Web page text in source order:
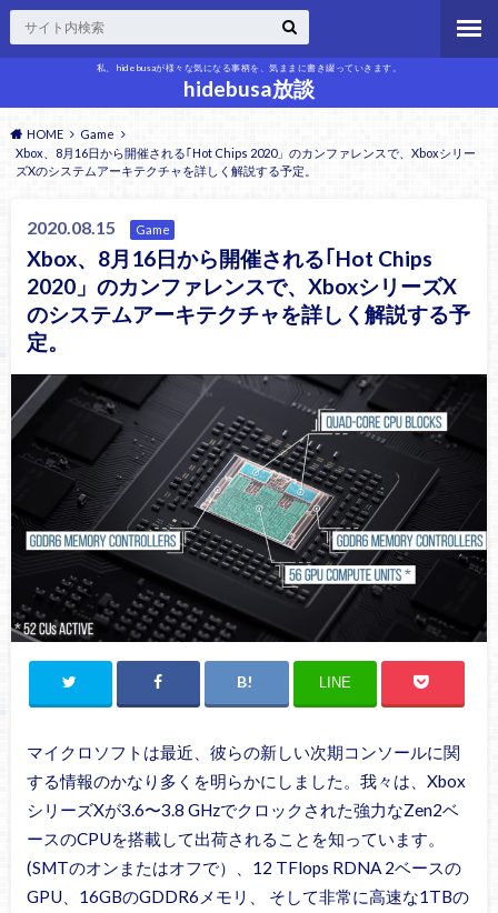
私、hidebusaが様々な気になる事柄を、気ままに書き綴っていきます。
hidebusa放談
HOME
Game
Xbox、8月16日から開催される｢Hot Chips 2020」のカンファレンスで、Xboxシリー
ズXのシステムアーキテクチャを詳しく解説する予定。
2020.08.15 Game
Xbox、8月16日から開催される｢Hot Chips
2020」のカンファレンスで、XboxシリーズX
のシステムアーキテクチャを詳しく解説する予
定。
LINE
マイクロソフトは最近、彼らの新しい次期コンソールに関
する情報のかなり多くを明らかにしました。我々は、Xbox
シリーズXが3.6〜3.8 GHzでクロックされた強力なZen2ベ
ースのCPUを搭載して出荷されることを知っています。
(SMTのオンまたはオフで）、12 TFlops RDNA 2ベースの
GPU、16GBのGDDR6メモリ、 そして非常に高速な1TBの